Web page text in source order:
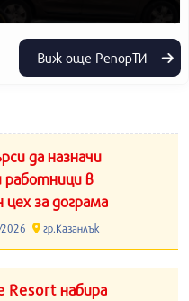
Виж още РепорТИ
да назначи
в
за дограма
гр.Казанлък
Resort набира